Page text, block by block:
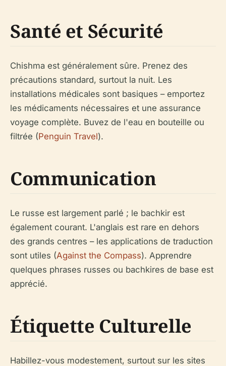
Santé et Sécurité
Chishma est généralement sûre. Prenez des
précautions standard, surtout la nuit. Les
installations médicales sont basiques – emportez
les médicaments nécessaires et une assurance
voyage complète. Buvez de l'eau en bouteille ou
filtrée (Penguin Travel).
Communication
Le russe est largement parlé ; le bachkir est
également courant. L'anglais est rare en dehors
des grands centres – les applications de traduction
sont utiles (Against the Compass). Apprendre
quelques phrases russes ou bachkires de base est
apprécié.
Étiquette Culturelle
Habillez-vous modestement, surtout sur les sites